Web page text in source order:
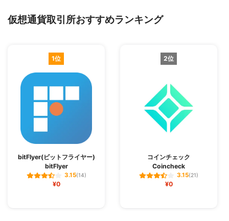
仮想通貨取引所おすすめランキング
1位
bitFlyer(ビットフライヤー)
bitFlyer
3.15(14)
¥0
2位
コインチェック
Coincheck
3.15(21)
¥0